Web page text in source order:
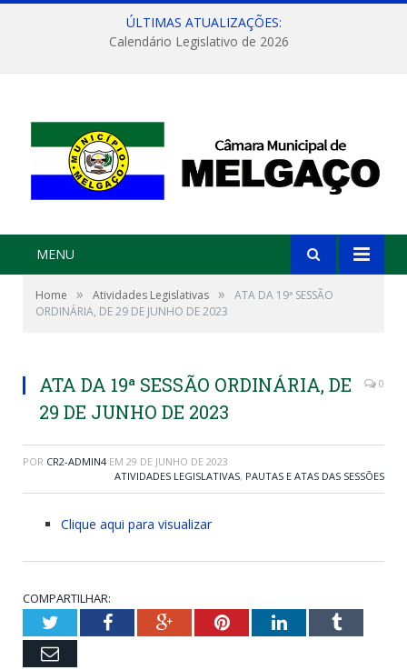
ÚLTIMAS ATUALIZAÇÕES:
Calendário Legislativo de 2026
MENU
Home » Atividades Legislativas »
ATA DA 19ª SESSÃO
ORDINÁRIA, DE 29 DE JUNHO DE 2023
ATA DA 19ª SESSÃO ORDINÁRIA, DE
29 DE JUNHO DE 2023
0
POR CR2-ADMIN4 EM 29 DE JUNHO DE 2023
ATIVIDADES LEGISLATIVAS, PAUTAS E ATAS DAS SESSÕES
Clique aqui para visualizar
COMPARTILHAR:
TwitterFacebookGoogle+PinterestLinkedInTumblr
Email